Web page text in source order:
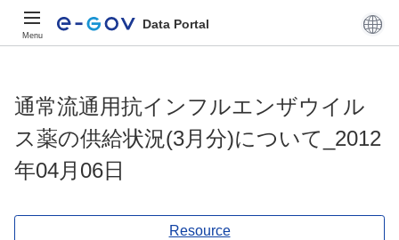
Menu
Data Portal
通常流通用抗インフルエンザウイル
ス薬の供給状況(3月分)について_2012
年04月06日
Resource